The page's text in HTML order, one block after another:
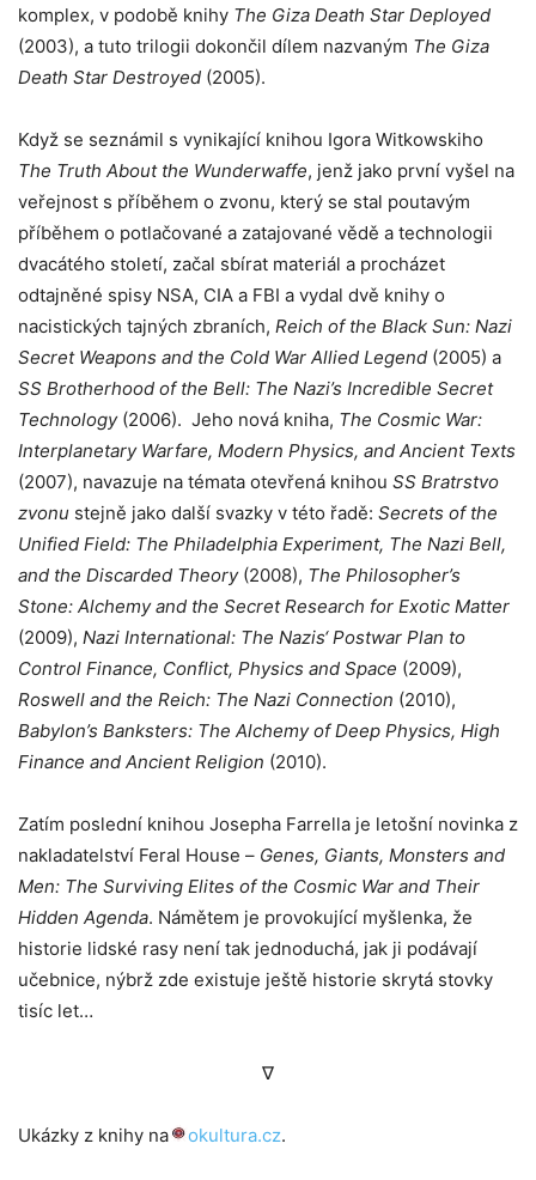
komplex, v podobě knihy The Giza Death Star Deployed
(2003), a tuto trilogii dokončil dílem nazvaným The Giza
Death Star Destroyed (2005).
Když se seznámil s vynikající knihou Igora Witkowskiho
The Truth About the Wunderwaffe, jenž jako první vyšel na
veřejnost s příběhem o zvonu, který se stal poutavým
příběhem o potlačované a zatajované vědě a technologii
dvacátého století, začal sbírat materiál a procházet
odtajněné spisy NSA, CIA a FBI a vydal dvě knihy o
nacistických tajných zbraních, Reich of the Black Sun: Nazi
Secret Weapons and the Cold War Allied Legend (2005) a
SS Brotherhood of the Bell: The Nazi’s Incredible Secret
Technology(2006). Jeho nová kniha, The Cosmic War:
Interplanetary Warfare, Modern Physics, and Ancient Texts
(2007), navazuje na témata otevřená knihou SS Bratrstvo
zvonu stejně jako další svazky v této řadě: Secrets of the
Unified Field: The Philadelphia Experiment, The Nazi Bell,
and the Discarded Theory(2008), The Philosopher’s
Stone: Alchemy and the Secret Research for Exotic Matter
(2009), Nazi International: The Nazis‘ Postwar Plan to
Control Finance, Conflict, Physics and Space (2009),
Roswell and the Reich: The Nazi Connection (2010),
Babylon’s Banksters: The Alchemy of Deep Physics, High
Finance and Ancient Religion (2010).
Zatím poslední knihou Josepha Farrella je letošní novinka z
nakladatelství Feral House – Genes, Giants, Monsters and
Men: The Surviving Elites of the Cosmic War and Their
Hidden Agenda. Námětem je provokující myšlenka, že
historie lidské rasy není tak jednoduchá, jak ji podávají
učebnice, nýbrž zde existuje ještě historie skrytá stovky
tisíc let…
∇
Ukázky z knihy na okultura.cz.